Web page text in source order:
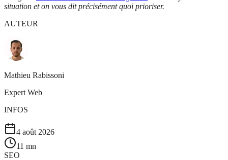
situation et on vous dit précisément quoi prioriser.
AUTEUR
Mathieu Rabissoni
Expert Web
INFOS
4 août 2026
11 mn
SEO